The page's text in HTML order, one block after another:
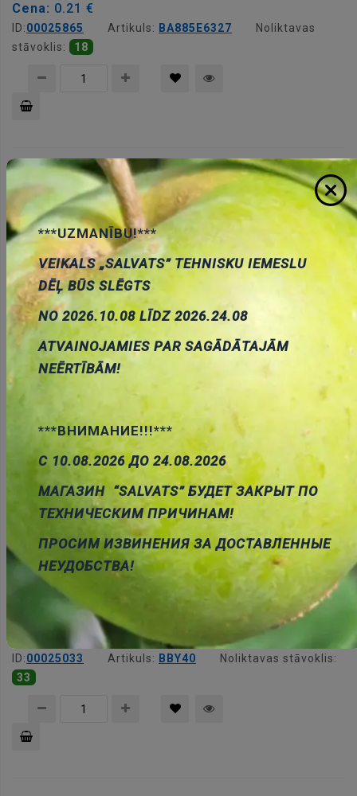
Cena: 0.21 €
ID:00025865 Artikuls: BA885E6327
Noliktavas
stāvoklis:
18
grozam
BB640E(S), SMD, Varikaps, 30V, 200nA, 2.8...76pF,
SOD323
Cena:0.32 €
00025877 Artikuls:BB640E6327
Noliktavas
stāvoklis: 60
Pievienot
BBY40(S2W), SMD, Varikaps, 30V, 20mA, 4.3...32pF,
SOT23
Cena:
ID:00025033 Artikuls: BBY40
Noliktavas stāvoklis:
33
***UZMANĪBU!***
VEIKALS „SALVATS” TEHNISKU IEMESLU
DĒĻ BŪS SLĒGTS
NO 2026.10.08 LĪDZ 2026.24.08
ATVAINOJAMIES PAR SAGĀDĀTAJĀM
NEĒRTĪBĀM!
***ВНИМАНИЕ!!!***
С 10.08.2026 ДО 24.08.2026
МАГАЗИН “SALVATS” БУДЕТ ЗАКРЫТ ПО
ТЕХНИЧЕСКИМ ПРИЧИНАМ!
ПРОСИМ ИЗВИНЕНИЯ ЗА ДОСТАВЛЕННЫЕ
НЕУДОБСТВА!